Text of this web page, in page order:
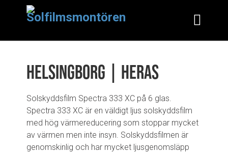
Helsingborg | Heras
Solskyddsfilm Spectra 333 XC på 6 glas.
Spectra 333 XC är en väldigt ljus solskyddsfilm
med hög värmereducering som stoppar mycket
av värmen men inte insyn. Solskyddsfilmen är
genomskinlig och har mycket ljusgenomsläpp